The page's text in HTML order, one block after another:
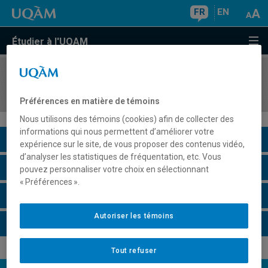
FR EN
Étudier à l'UQAM
COURS//
Description du cours
Horaire - Été 2026
Préférences en matière de témoins
Nous utilisons des témoins (cookies) afin de collecter des
informations qui nous permettent d’améliorer votre
expérience sur le site, de vous proposer des contenus vidéo,
d’analyser les statistiques de fréquentation, etc. Vous
pouvez personnaliser votre choix en sélectionnant
« Préférences ».
Tout refuser
Autoriser les témoins